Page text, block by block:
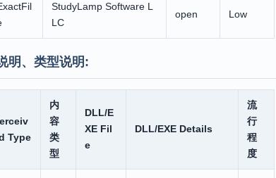
StudyLamp Software L
LC
open Low
明、类型说明:
Type
内
容
类
型
DLL/E
XE Fil
e
DLL/EXE Details
流
行
程
度